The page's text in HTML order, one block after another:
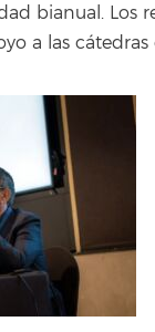
bianual. Los
a las